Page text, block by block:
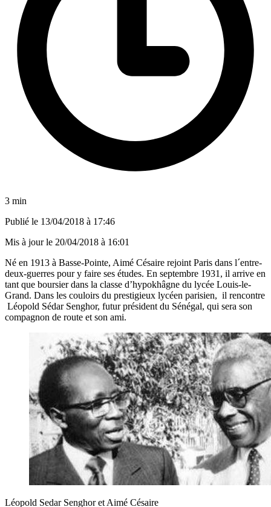
3 min
Publié le 13/04/2018 à 17:46
Mis à jour le 20/04/2018 à 16:01
Né en 1913 à Basse-Pointe, Aimé Césaire rejoint Paris dans l´entre-
deux-guerres pour y faire ses études. En septembre 1931, il arrive en
tant que boursier dans la classe d’hypokhâgne du lycée Louis-le-
Grand. Dans les couloirs du prestigieux lycéen parisien, il rencontre
Léopold Sédar Senghor, futur président du Sénégal, qui sera son
compagnon de route et son ami.
Léopold Sedar Senghor et Aimé Césaire